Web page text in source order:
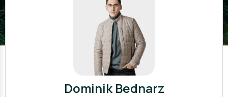
Dominik Bednarz